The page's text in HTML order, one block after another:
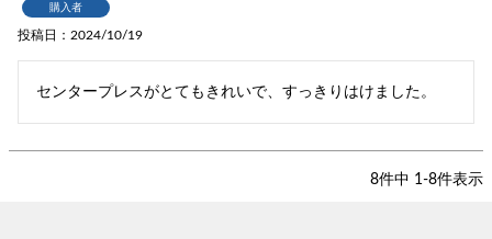
購入者
投稿日 2024/10/19
センタープレスがとてもきれいで、すっきりはけました。
8件中 1-8件表示